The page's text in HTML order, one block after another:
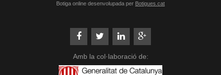
Botiga online desenvolupada per Botigues.cat
Amb la col·laboració de: